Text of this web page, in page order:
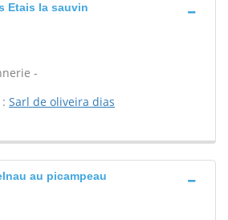
Etais la sauvin
-
Sarl de oliveira dias
au picampeau